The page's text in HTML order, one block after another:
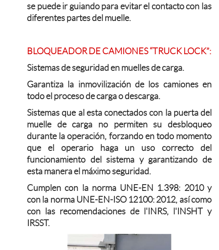
se puede ir guiando para evitar el contacto con las
diferentes partes del muelle.
BLOQUEADOR DE CAMIONES “TRUCK LOCK”:
Sistemas de seguridad en muelles de carga.
Garantiza la inmovilización de los camiones en
todo el proceso de carga o descarga.
Sistemas que al esta conectados con la puerta del
muelle de carga no permiten su desbloqueo
durante la operación, forzando en todo momento
que el operario haga un uso correcto del
funcionamiento del sistema y garantizando de
esta manera el máximo seguridad.
Cumplen con la norma UNE-EN 1.398: 2010 y
con la norma UNE-EN-ISO 12100: 2012, así como
con las recomendaciones de l'INRS, l'INSHT y
IRSST.